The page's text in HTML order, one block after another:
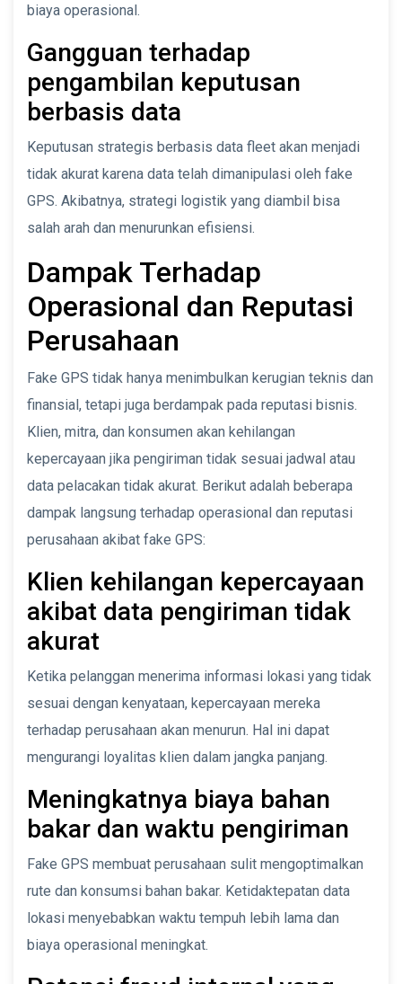
biaya operasional.
Gangguan terhadap
pengambilan keputusan
berbasis data
Keputusan strategis berbasis data fleet akan menjadi
tidak akurat karena data telah dimanipulasi oleh fake
GPS. Akibatnya, strategi logistik yang diambil bisa
salah arah dan menurunkan efisiensi.
Dampak Terhadap
Operasional dan Reputasi
Perusahaan
Fake GPS tidak hanya menimbulkan kerugian teknis dan
finansial, tetapi juga berdampak pada reputasi bisnis.
Klien, mitra, dan konsumen akan kehilangan
kepercayaan jika pengiriman tidak sesuai jadwal atau
data pelacakan tidak akurat. Berikut adalah beberapa
dampak langsung terhadap operasional dan reputasi
perusahaan akibat fake GPS:
Klien kehilangan kepercayaan
akibat data pengiriman tidak
akurat
Ketika pelanggan menerima informasi lokasi yang tidak
sesuai dengan kenyataan, kepercayaan mereka
terhadap perusahaan akan menurun. Hal ini dapat
mengurangi loyalitas klien dalam jangka panjang.
Meningkatnya biaya bahan
bakar dan waktu pengiriman
Fake GPS membuat perusahaan sulit mengoptimalkan
rute dan konsumsi bahan bakar. Ketidaktepatan data
lokasi menyebabkan waktu tempuh lebih lama dan
biaya operasional meningkat.